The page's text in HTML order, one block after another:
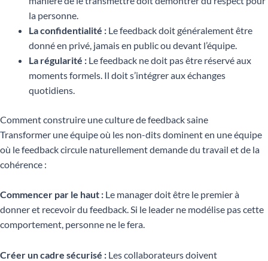
la personne.
La confidentialité : Le feedback doit généralement être
donné en privé, jamais en public ou devant l’équipe.
La régularité : Le feedback ne doit pas être réservé aux
moments formels. Il doit s’intégrer aux échanges
quotidiens.
Comment construire une culture de feedback saine
Transformer une équipe où les non-dits dominent en une équipe
où le feedback circule naturellement demande du travail et de la
cohérence :
Commencer par le haut : Le manager doit être le premier à
donner et recevoir du feedback. Si le leader ne modélise pas cette
comportement, personne ne le fera.
Créer un cadre sécurisé : Les collaborateurs doivent